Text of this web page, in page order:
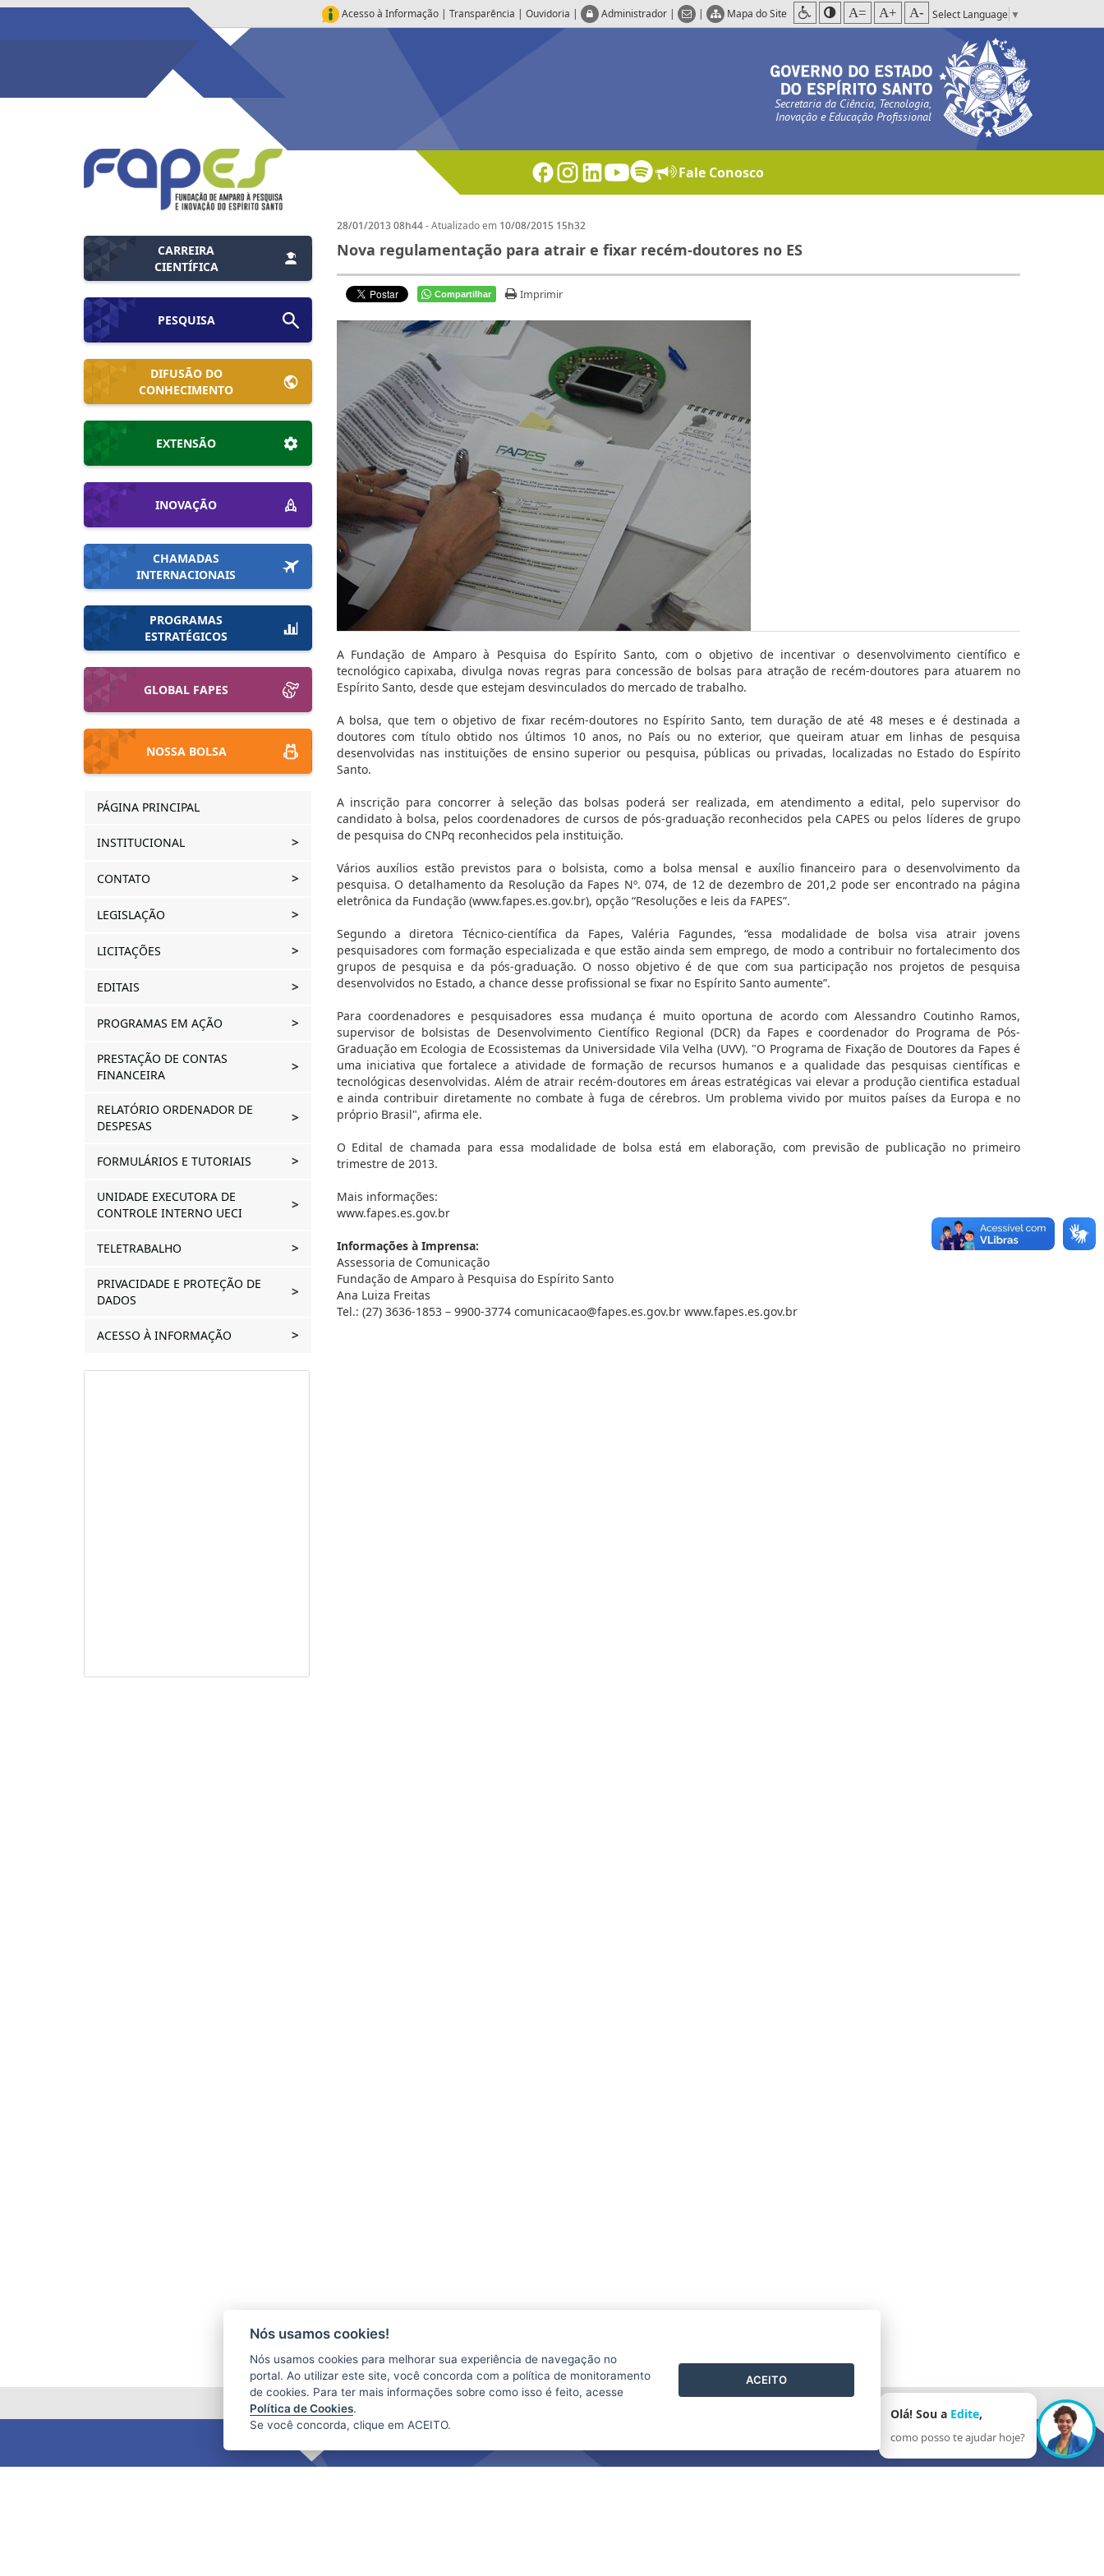
Acesso à Informação | Transparência | Ouvidoria | Administrador | | Mapa do Site A= A+ A- Select Language ▼
Secretaria da Ciência, Tecnologia,
Inovação e Educação Profissional
Fale Conosco
CARREIRA
CIENTÍFICA
PESQUISA
DIFUSÃO DO
CONHECIMENTO
EXTENSÃO
INOVAÇÃO
CHAMADAS
INTERNACIONAIS
PROGRAMAS
ESTRATÉGICOS
GLOBAL FAPES
NOSSA BOLSA
PÁGINA PRINCIPAL
INSTITUCIONAL
CONTATO
LEGISLAÇÃO
LICITAÇÕES
EDITAIS
PROGRAMAS EM AÇÃO
PRESTAÇÃO DE CONTAS
FINANCEIRA
RELATÓRIO ORDENADOR DE
DESPESAS
FORMULÁRIOS E TUTORIAIS
UNIDADE EXECUTORA DE
CONTROLE INTERNO UECI
TELETRABALHO
PRIVACIDADE E PROTEÇÃO DE
DADOS
ACESSO À INFORMAÇÃO
28/01/2013 08h44- Atualizado em 10/08/2015 15h32
Nova regulamentação para atrair e fixar recém-doutores no ES
Compartilhar Imprimir
A Fundação de Amparo à Pesquisa do Espírito Santo, com o objetivo de incentivar o desenvolvimento científico e
tecnológico capixaba, divulga novas regras para concessão de bolsas para atração de recém-doutores para atuarem no
Espírito Santo, desde que estejam desvinculados do mercado de trabalho.
A bolsa, que tem o objetivo de fixar recém-doutores no Espírito Santo, tem duração de até 48 meses e é destinada a
doutores com título obtido nos últimos 10 anos, no País ou no exterior, que queiram atuar em linhas de pesquisa
desenvolvidas nas instituições de ensino superior ou pesquisa, públicas ou privadas, localizadas no Estado do Espírito
Santo.
A inscrição para concorrer à seleção das bolsas poderá ser realizada, em atendimento a edital, pelo supervisor do
candidato à bolsa, pelos coordenadores de cursos de pós-graduação reconhecidos pela CAPES ou pelos líderes de grupo
de pesquisa do CNPq reconhecidos pela instituição.
Vários auxílios estão previstos para o bolsista, como a bolsa mensal e auxílio financeiro para o desenvolvimento da
pesquisa. O detalhamento da Resolução da Fapes Nº. 074, de 12 de dezembro de 201,2 pode ser encontrado na página
eletrônica da Fundação (www.fapes.es.gov.br), opção “Resoluções e leis da FAPES”.
Segundo a diretora Técnico-científica da Fapes, Valéria Fagundes, “essa modalidade de bolsa visa atrair jovens
pesquisadores com formação especializada e que estão ainda sem emprego, de modo a contribuir no fortalecimento dos
grupos de pesquisa e da pós-graduação. O nosso objetivo é de que com sua participação nos projetos de pesquisa
desenvolvidos no Estado, a chance desse profissional se fixar no Espírito Santo aumente”.
Para coordenadores e pesquisadores essa mudança é muito oportuna de acordo com Alessandro Coutinho Ramos,
supervisor de bolsistas de Desenvolvimento Científico Regional (DCR) da Fapes e coordenador do Programa de Pós-
Graduação em Ecologia de Ecossistemas da Universidade Vila Velha (UVV). "O Programa de Fixação de Doutores da Fapes é
uma iniciativa que fortalece a atividade de formação de recursos humanos e a qualidade das pesquisas científicas e
tecnológicas desenvolvidas. Além de atrair recém-doutores em áreas estratégicas vai elevar a produção cientifica estadual
e ainda contribuir diretamente no combate à fuga de cérebros. Um problema vivido por muitos países da Europa e no
próprio Brasil", afirma ele.
O Edital de chamada para essa modalidade de bolsa está em elaboração, com previsão de publicação no primeiro
trimestre de 2013.
Mais informações:
www.fapes.es.gov.br
Informações à Imprensa:
Assessoria de Comunicação
Fundação de Amparo à Pesquisa do Espírito Santo
Ana Luiza Freitas
Tel.: (27) 3636-1853 – 9900-3774 comunicacao@fapes.es.gov.br www.fapes.es.gov.br
Olá! Sou a Edite,
como posso te ajudar hoje?
Nós usamos cookies!
Nós usamos cookies para melhorar sua experiência de navegação no
portal. Ao utilizar este site, você concorda com a política de monitoramento
de cookies. Para ter mais informações sobre como isso é feito, acesse
Política de Cookies.
Se você concorda, clique em ACEITO.
ACEITO